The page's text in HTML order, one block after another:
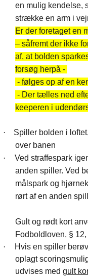
en mulig kendelse,
strække en arm i
Er der foretaget en
– såfremt der ikke
af, at bolden
forsøg herpå -
- følges op af en
- Der tælles ned
keeperen i
·
Spiller bolden i
over banen
·
Ved straffespark
anden spiller. Ved
målspark og
rørt af en anden
Gult og rødt kort
Fodboldloven, § 12,
·
Hvis en spiller
oplagt
udvises med gult